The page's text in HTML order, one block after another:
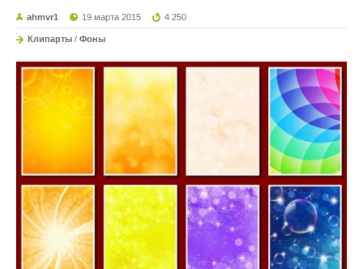
ahmvr1 19 марта 2015 4 250
Клипарты / Фоны